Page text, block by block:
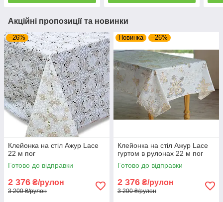
Акційні пропозиції та новинки
–26%
Клейонка на стіл Ажур Lace
22 м пог
Готово до відправки
2 376 ₴/рулон
3 200 ₴/рулон
Новинка –26%
Клейонка на стіл Ажур Lace
гуртом в рулонах 22 м пог
Готово до відправки
2 376 ₴/рулон
3 200 ₴/рулон